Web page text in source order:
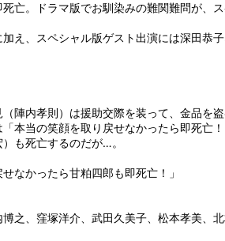
亡。ドラマ版でお馴染みの難関難問が、
え、スペシャル版ゲスト出演には深田恭
陣内孝則）は援助交際を装って、金品を
本当の笑顔を取り戻せなかったら即死亡
も死亡するのだが…。
なかったら甘粕四郎も即死亡！」
之、窪塚洋介、武田久美子、松本孝美、